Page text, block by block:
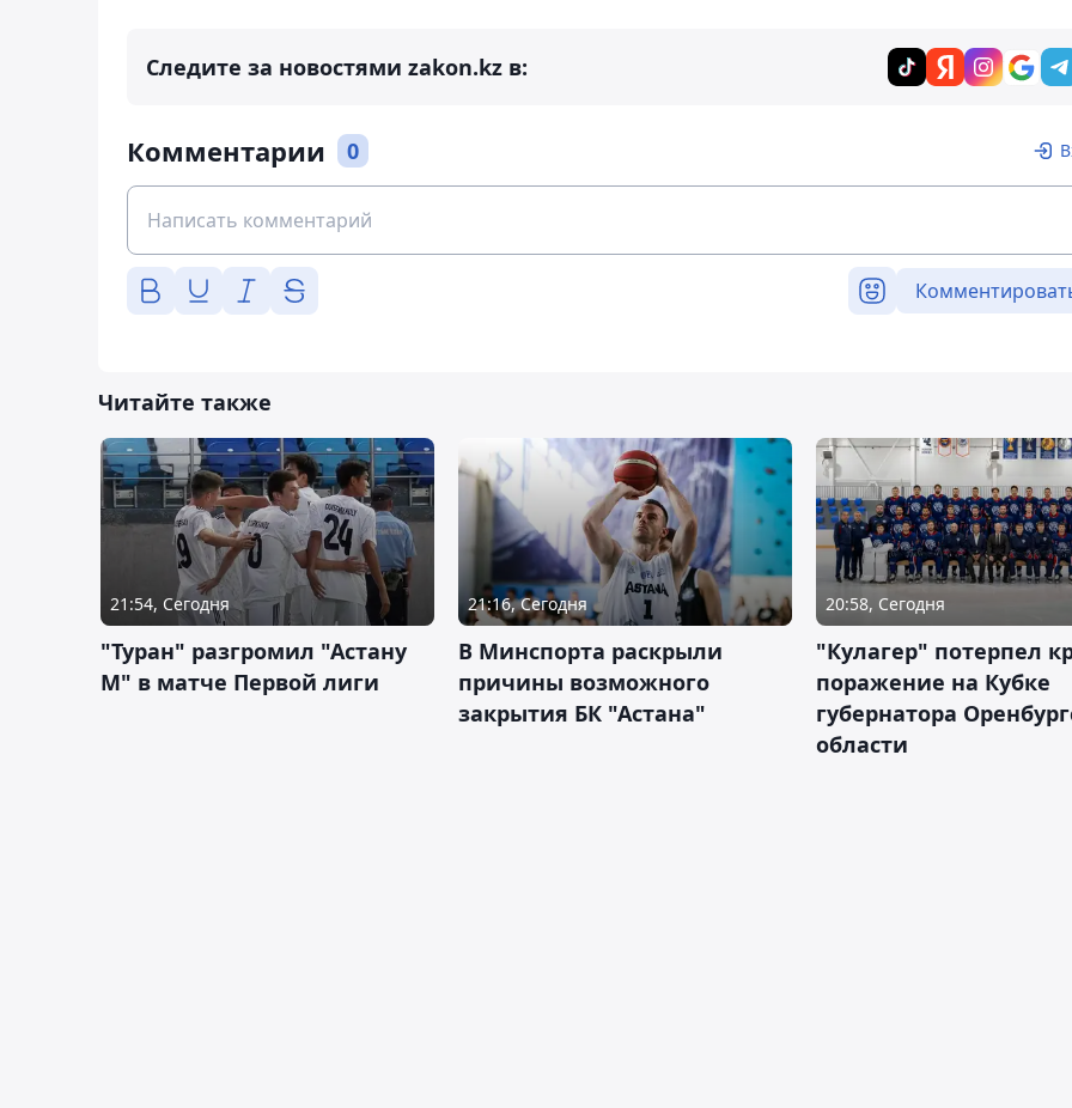
Следите за новостями zakon.kz в:
Комментарии 0
Читайте также
21:54, Сегодня
"Туран" разгромил "Астану
М" в матче Первой лиги
21:16, Сегодня
В Минспорта раскрыли
причины возможного
закрытия БК "Астана"
20:58, Сегодня
"Кулагер" потерпел
поражение на Кубке
губернатора
области